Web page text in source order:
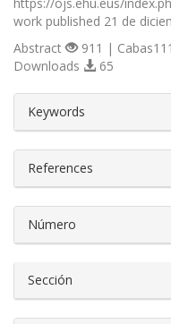
work published 21 de
Abstract
911 |
Downloads
65
Keywords
References
Número
Sección